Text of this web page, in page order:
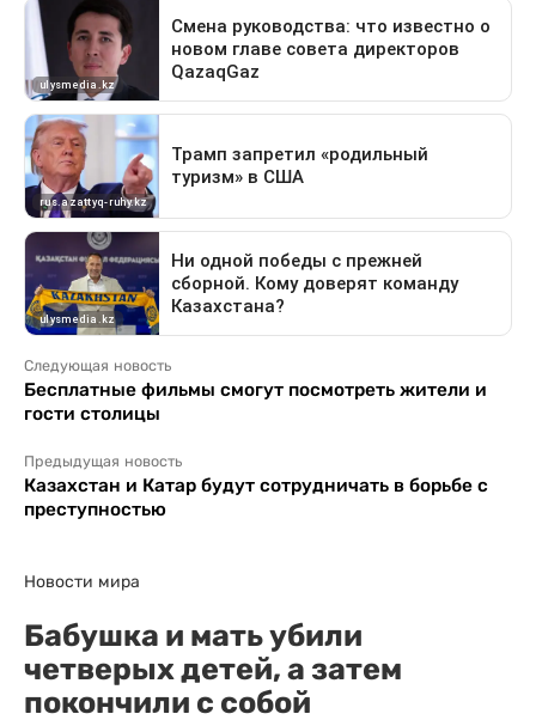
Следующая новость
Бесплатные фильмы смогут посмотреть жители и
гости столицы
Предыдущая новость
Казахстан и Катар будут сотрудничать в борьбе с
преступностью
Новости мира
Бабушка и мать убили
четверых детей, а затем
покончили с собой